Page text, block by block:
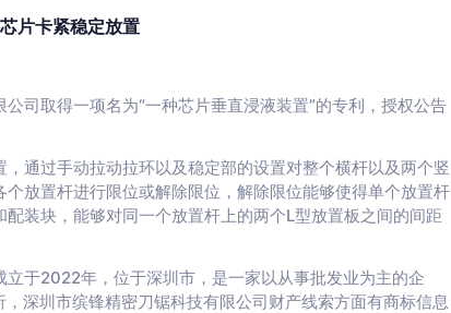
片卡紧稳定放置
司取得一项名为“一种芯片垂直浸液装置”的专利，授权公告
通过手动拉动拉环以及稳定部的设置对整个横杆以及两个竖
放置杆进行限位或解除限位，解除限位能够使得单个放置杆
装块，能够对同一个放置杆上的两个L型放置板之间的间距
于2022年，位于深圳市，是一家以从事批发业为主的企
深圳市缤锋精密刀锯科技有限公司财产线索方面有商标信息